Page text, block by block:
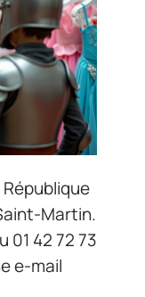
Martin.
01 42 72 73
e-mail